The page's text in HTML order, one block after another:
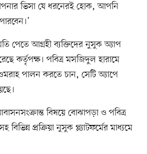
ভিসা যে ধরনেরই হোক, আপনি
পেতে আগ্রহী ব্যক্তিদের নুসুক অ্যাপ
কর্তৃপক্ষ। পবিত্র মসজিদুল হারামে
পালন করতে চান, সেটি অ্যাপে
বিষয়ে বোঝাপড়া ও পবিত্র
প্রক্রিয়া নুসুক প্ল্যাটফর্মের মাধ্যমে